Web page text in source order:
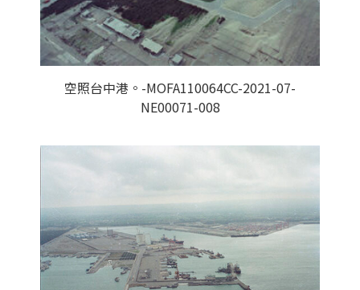
空照台中港。-MOFA110064CC-2021-07-
NE00071-008